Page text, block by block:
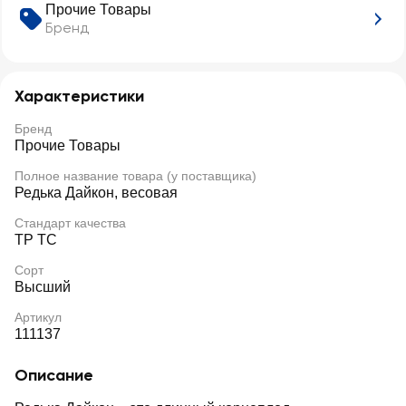
Прочие Товары
Бренд
Характеристики
Бренд
Прочие Товары
Полное название товара (у поставщика)
Редька Дайкон, весовая
Стандарт качества
ТР ТС
Сорт
Высший
Артикул
111137
Описание